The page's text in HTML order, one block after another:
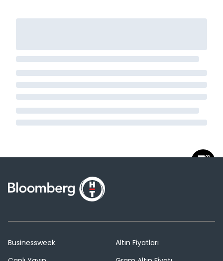
Businessweek
Altın Fiyatları